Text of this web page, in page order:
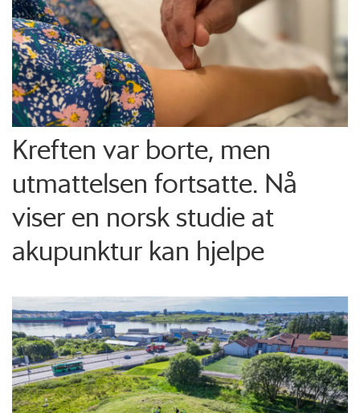
Kreften var borte, men
utmattelsen fortsatte. Nå
viser en norsk studie at
akupunktur kan hjelpe